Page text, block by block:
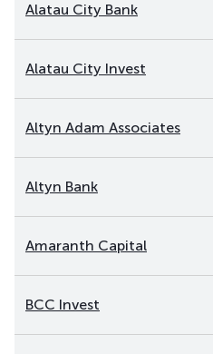
Alatau City Bank
Alatau City Invest
Altyn Adam Associates
Altyn Bank
Amaranth Capital
BCC Invest